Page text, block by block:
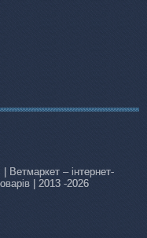
| Ветмаркет – інтернет-
| 2013 -2026